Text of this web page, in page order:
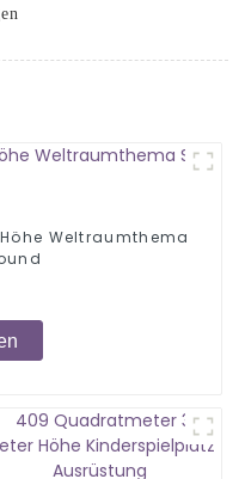
Weltraumthema